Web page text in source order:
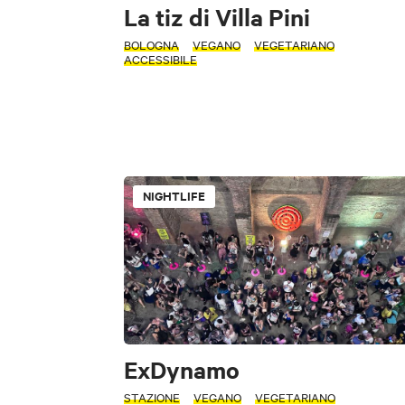
La tiz di Villa Pini
BOLOGNA VEGANO
VEGETARIANO
ACCESSIBILE
NIGHTLIFE
ExDynamo
STAZIONE VEGANO VEGETARIANO
ZONA
Accessibile
INTERESSI